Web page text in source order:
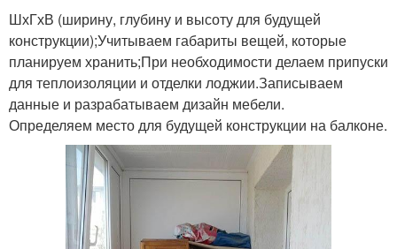
ШхГхВ (ширину, глубину и высоту для будущей
конструкции);Учитываем габариты вещей, которые
планируем хранить;При необходимости делаем припуски
для теплоизоляции и отделки лоджии.Записываем
данные и разрабатываем дизайн мебели.
Определяем место для будущей конструкции на балконе.